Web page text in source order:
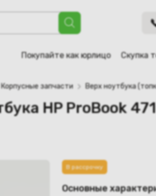
Покупайте как юрлицо Скупка
(535796-001, 6070B0347001))
Корпусные запчасти Верх ноутбука
HP ProBook
В рассрочку
Основные